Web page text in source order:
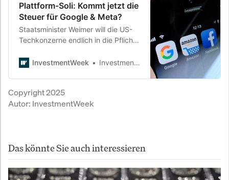
Plattform-Soli: Kommt jetzt die
Steuer für Google & Meta?
Staatsminister Weimer will die US-
Techkonzerne endlich in die Pflicht
Werbeumsätze. Während die Aktien
Monopolmacht.
InvestmentWeek InvestmentWeek
Copyright 2025
Autor: InvestmentWeek
Das könnte Sie auch interessieren